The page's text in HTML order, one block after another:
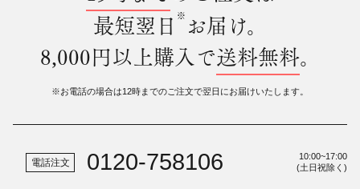
最短翌日 ※ お届け。
8,000円以上購入で送料無料。
※お電話の場合は12時までのご注文で翌日にお届けいたします。
電話注文 0120-758106
10:00~17:00
(土日祝除く)